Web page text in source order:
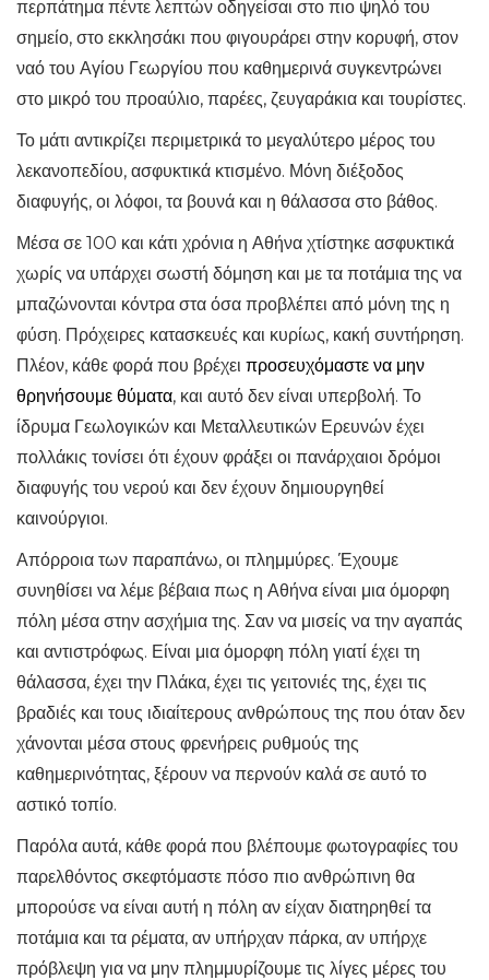
περπάτημα πέντε λεπτών οδηγείσαι στο πιο ψηλό του
σημείο, στο εκκλησάκι που φιγουράρει στην κορυφή, στον
ναό του Αγίου Γεωργίου που καθημερινά συγκεντρώνει
στο μικρό του προαύλιο, παρέες, ζευγαράκια και τουρίστες.
Το μάτι αντικρίζει περιμετρικά το μεγαλύτερο μέρος του
λεκανοπεδίου, ασφυκτικά κτισμένο. Μόνη διέξοδος
διαφυγής, οι λόφοι, τα βουνά και η θάλασσα στο βάθος.
Μέσα σε 100 και κάτι χρόνια η Αθήνα χτίστηκε ασφυκτικά
χωρίς να υπάρχει σωστή δόμηση και με τα ποτάμια της να
μπαζώνονται κόντρα στα όσα προβλέπει από μόνη της η
φύση. Πρόχειρες κατασκευές και κυρίως, κακή συντήρηση.
Πλέον, κάθε φορά που βρέχει προσευχόμαστε να μην
θρηνήσουμε θύματα, και αυτό δεν είναι υπερβολή. Το
ίδρυμα Γεωλογικών και Μεταλλευτικών Ερευνών έχει
πολλάκις τονίσει ότι έχουν φράξει οι πανάρχαιοι δρόμοι
διαφυγής του νερού και δεν έχουν δημιουργηθεί
καινούργιοι.
Απόρροια των παραπάνω, οι πλημμύρες. Έχουμε
συνηθίσει να λέμε βέβαια πως η Αθήνα είναι μια όμορφη
πόλη μέσα στην ασχήμια της. Σαν να μισείς να την αγαπάς
και αντιστρόφως. Είναι μια όμορφη πόλη γιατί έχει τη
θάλασσα, έχει την Πλάκα, έχει τις γειτονιές της, έχει τις
βραδιές και τους ιδιαίτερους ανθρώπους της που όταν δεν
χάνονται μέσα στους φρενήρεις ρυθμούς της
καθημερινότητας, ξέρουν να περνούν καλά σε αυτό το
αστικό τοπίο.
Παρόλα αυτά, κάθε φορά που βλέπουμε φωτογραφίες του
παρελθόντος σκεφτόμαστε πόσο πιο ανθρώπινη θα
μπορούσε να είναι αυτή η πόλη αν είχαν διατηρηθεί τα
ποτάμια και τα ρέματα, αν υπήρχαν πάρκα, αν υπήρχε
πρόβλεψη για να μην πλημμυρίζουμε τις λίγες μέρες του